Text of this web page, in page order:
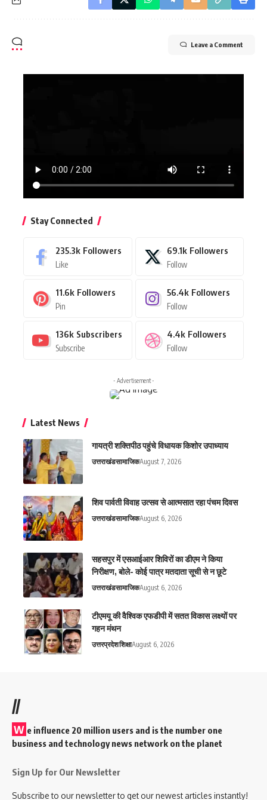
Leave a Comment
Stay Connected
235.3k Followers
Like
69.1k Followers
Follow
11.6k Followers
Pin
56.4k Followers
Follow
136k Subscribers
Subscribe
4.4k Followers
Follow
- Advertisement -
Latest News
गायत्री शक्तिपीठ पहुंचे विधायक किशोर उपाध्याय
उत्तराखंडसामाजिकAugust 7, 2026
शिव पार्वती विवाह उत्सव से आत्मसात रहा पंचम दिवस
उत्तराखंडसामाजिकAugust 6, 2026
सहसपुर में एसआईआर शिविरों का डीएम ने किया
निरीक्षण, बोले- कोई पात्र मतदाता सूची से न छूटे
उत्तराखंडसामाजिकAugust 6, 2026
टीएमयू की वैश्विक एफडीपी में सतत विकास लक्ष्यों पर
गहन मंथन
उत्तरप्रदेशशिक्षाAugust 6, 2026
//
W e influence 20 million users and is the number one
business and technology news network on the planet
Sign Up for Our Newsletter
Subscribe to our newsletter to get our newest articles instantly!